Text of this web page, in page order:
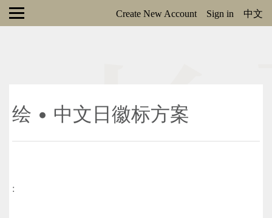
Create New Account Sign in 中文
绘 • 中文日徽标方案
: